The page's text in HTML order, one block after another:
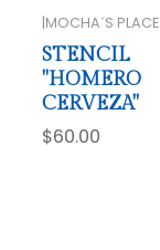
|MOCHA´S PLACE
STENCIL
"HOMERO
CERVEZA"
$60.00